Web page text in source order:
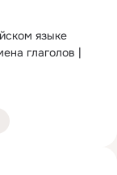
языке
глаголов |